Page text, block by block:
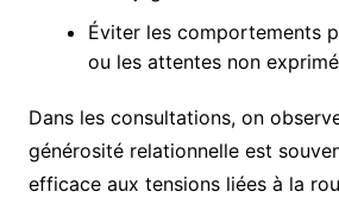
Éviter les comportements
ou les attentes non
Dans les consultations, on
générosité relationnelle est
efficace aux tensions liées à la